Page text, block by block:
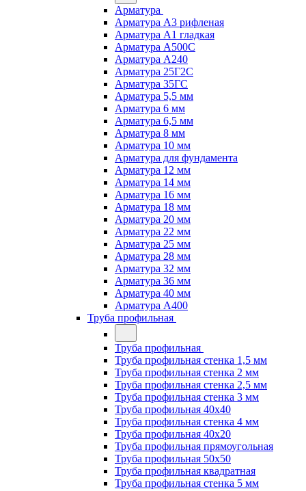
Арматура
Арматура А3 рифленая
Арматура А1 гладкая
Арматура А500С
Арматура А240
Арматура 25Г2С
Арматура 35ГС
Арматура 5,5 мм
Арматура 6 мм
Арматура 6,5 мм
Арматура 8 мм
Арматура 10 мм
Арматура для фундамента
Арматура 12 мм
Арматура 14 мм
Арматура 16 мм
Арматура 18 мм
Арматура 20 мм
Арматура 22 мм
Арматура 25 мм
Арматура 28 мм
Арматура 32 мм
Арматура 36 мм
Арматура 40 мм
Арматура А400
Труба профильная
Труба профильная
Труба профильная стенка 1,5 мм
Труба профильная стенка 2 мм
Труба профильная стенка 2,5 мм
Труба профильная стенка 3 мм
Труба профильная 40х40
Труба профильная стенка 4 мм
Труба профильная 40х20
Труба профильная прямоугольная
Труба профильная 50х50
Труба профильная квадратная
Труба профильная стенка 5 мм